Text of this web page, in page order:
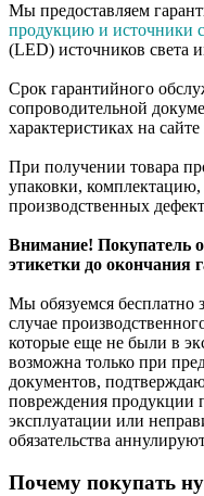
Мы предоставляем
продукцию и источники
(LED) источников света
Срок гарантийного
сопроводительной
характеристиках на
При получении товара
упаковки,
производственных
Внимание! Покупатель
этикетки до окончания
Мы обязуемся бесплатно
случае
которые еще не были в
возможна только при
документов,
повреждения продукции
эксплуатации или
обязательства
Почему покупать